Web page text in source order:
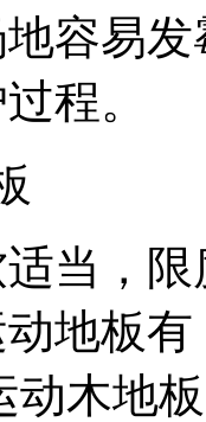
容易
程。
，限
地板
动木地